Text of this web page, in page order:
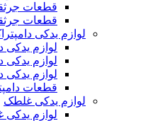
قطعات جرثقیل تادانو
قطعات جرثقیل کاتو
لوازم یدکی دامپتراک
لوازم یدکی دامپتراک
لوازم یدکی دامپتراک
لوازم یدکی دامپتراک
قطعات دامپتراک
لوازم یدکی غلطک
لوازم یدکی غلطک هام